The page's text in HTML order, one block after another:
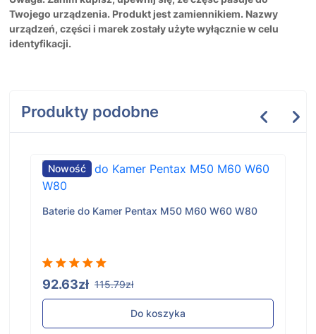
Twojego urządzenia. Produkt jest zamiennikiem. Nazwy
urządzeń, części i marek zostały użyte wyłącznie w celu
identyfikacji.
Produkty podobne
Nowość
Baterie do Kamer Pentax M50 M60 W60 W80
92.63zł 115.79zł
Do koszyka